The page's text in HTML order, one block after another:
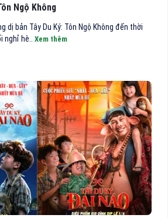
Ngộ Không
dị bản Tây Du Ký: Tôn Ngộ Không đến thời
nghỉ hè.. Xem thêm